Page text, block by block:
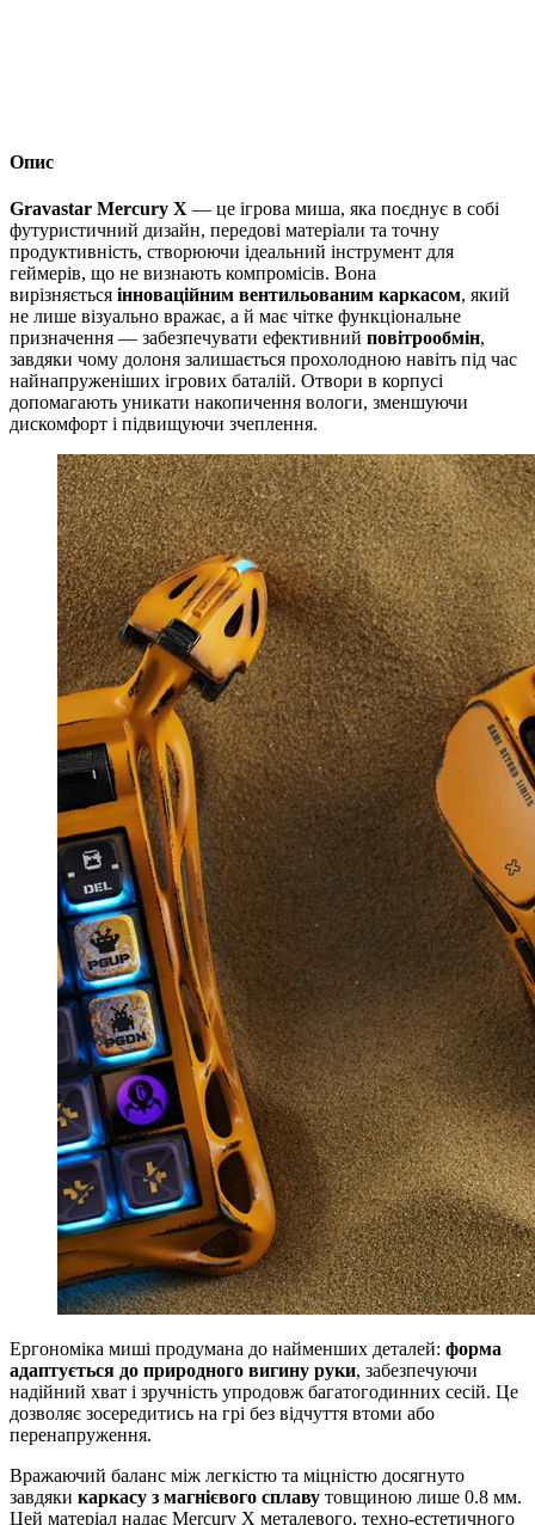
Опис
Gravastar Mercury X — це ігрова миша, яка поєднує в собі
футуристичний дизайн, передові матеріали та точну
продуктивність, створюючи ідеальний інструмент для
геймерів, що не визнають компромісів. Вона
вирізняється інноваційним вентильованим каркасом, який
не лише візуально вражає, а й має чітке функціональне
призначення — забезпечувати ефективний повітрообмін,
завдяки чому долоня залишається прохолодною навіть під час
найнапруженіших ігрових баталій. Отвори в корпусі
допомагають уникати накопичення вологи, зменшуючи
дискомфорт і підвищуючи зчеплення.
Ергономіка миші продумана до найменших деталей: форма
адаптується до природного вигину руки, забезпечуючи
надійний хват і зручність упродовж багатогодинних сесій. Це
дозволяє зосередитись на грі без відчуття втоми або
перенапруження.
Вражаючий баланс між легкістю та міцністю досягнуто
завдяки каркасу з магнієвого сплаву товщиною лише 0.8 мм.
Цей матеріал надає Mercury X металевого, техно-естетичного